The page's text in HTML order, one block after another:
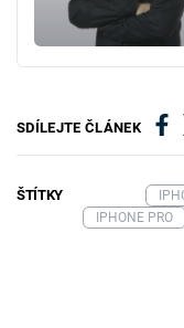
SDÍLEJTE ČLÁNEK
ŠTÍTKY
IPHONE PRO